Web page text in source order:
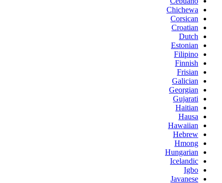
Chichewa
Corsican
Croatian
Dutch
Estonian
Filipino
Finnish
Frisian
Galician
Georgian
Gujarati
Haitian
Hausa
Hawaiian
Hebrew
Hmong
Hungarian
Icelandic
Igbo
Javanese